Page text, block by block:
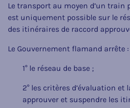
Le transport au moyen d’un train
est uniquement possible sur le
des itinéraires de raccord
Le Gouvernement flamand arrête :
1° le réseau de base ;
2° les critères d’évaluation et
approuver et suspendre les